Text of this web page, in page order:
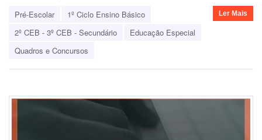
Pré-Escolar
1º Ciclo Ensino Básico
2º CEB - 3º CEB - Secundário
Educação Especial
Quadros e Concursos
Ler Mais